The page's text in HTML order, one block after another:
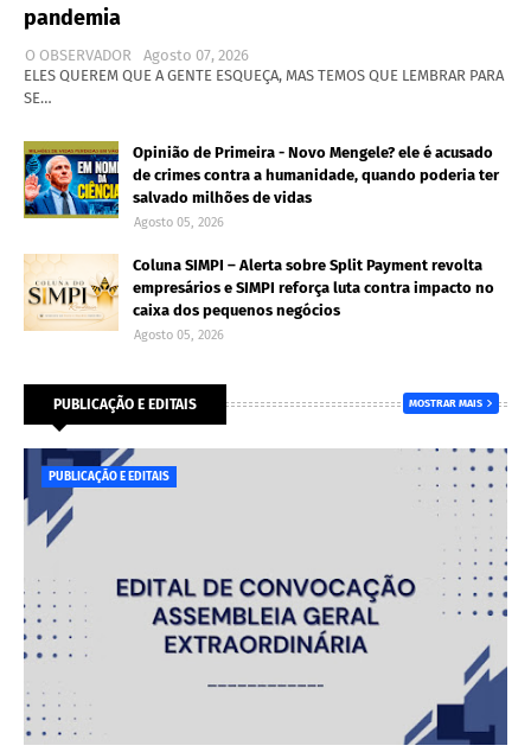
pandemia
O OBSERVADOR
Agosto 07, 2026
ELES QUEREM QUE A GENTE ESQUEÇA, MAS TEMOS QUE LEMBRAR PARA
SE…
Opinião de Primeira - Novo Mengele? ele é acusado
de crimes contra a humanidade, quando poderia ter
salvado milhões de vidas
Agosto 05, 2026
Coluna SIMPI – Alerta sobre Split Payment revolta
empresários e SIMPI reforça luta contra impacto no
caixa dos pequenos negócios
Agosto 05, 2026
PUBLICAÇÃO E EDITAIS MOSTRAR MAIS
PUBLICAÇÃO E EDITAIS